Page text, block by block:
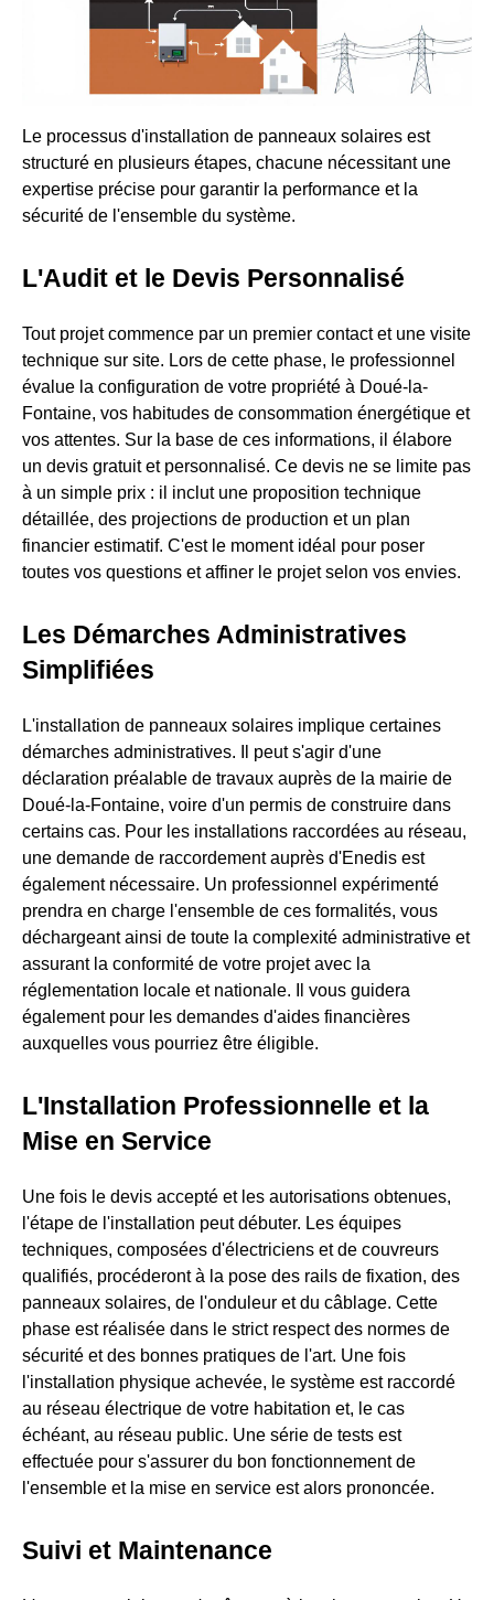
Le processus d'installation de panneaux solaires est
structuré en plusieurs étapes, chacune nécessitant une
expertise précise pour garantir la performance et la
sécurité de l'ensemble du système.
L'Audit et le Devis Personnalisé
Tout projet commence par un premier contact et une visite
technique sur site. Lors de cette phase, le professionnel
évalue la configuration de votre propriété à Doué-la-
Fontaine, vos habitudes de consommation énergétique et
vos attentes. Sur la base de ces informations, il élabore
un devis gratuit et personnalisé. Ce devis ne se limite pas
à un simple prix : il inclut une proposition technique
détaillée, des projections de production et un plan
financier estimatif. C'est le moment idéal pour poser
toutes vos questions et affiner le projet selon vos envies.
Les Démarches Administratives
Simplifiées
L'installation de panneaux solaires implique certaines
démarches administratives. Il peut s'agir d'une
déclaration préalable de travaux auprès de la mairie de
Doué-la-Fontaine, voire d'un permis de construire dans
certains cas. Pour les installations raccordées au réseau,
une demande de raccordement auprès d'Enedis est
également nécessaire. Un professionnel expérimenté
prendra en charge l'ensemble de ces formalités, vous
déchargeant ainsi de toute la complexité administrative et
assurant la conformité de votre projet avec la
réglementation locale et nationale. Il vous guidera
également pour les demandes d'aides financières
auxquelles vous pourriez être éligible.
L'Installation Professionnelle et la
Mise en Service
Une fois le devis accepté et les autorisations obtenues,
l'étape de l'installation peut débuter. Les équipes
techniques, composées d'électriciens et de couvreurs
qualifiés, procéderont à la pose des rails de fixation, des
panneaux solaires, de l'onduleur et du câblage. Cette
phase est réalisée dans le strict respect des normes de
sécurité et des bonnes pratiques de l'art. Une fois
l'installation physique achevée, le système est raccordé
au réseau électrique de votre habitation et, le cas
échéant, au réseau public. Une série de tests est
effectuée pour s'assurer du bon fonctionnement de
l'ensemble et la mise en service est alors prononcée.
Suivi et Maintenance